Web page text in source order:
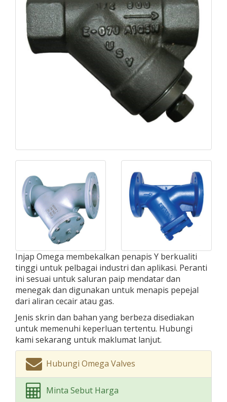
Injap Omega membekalkan penapis Y berkualiti
tinggi untuk pelbagai industri dan aplikasi. Peranti
ini sesuai untuk saluran paip mendatar dan
menegak dan digunakan untuk menapis pepejal
dari aliran cecair atau gas.
Jenis skrin dan bahan yang berbeza disediakan
untuk memenuhi keperluan tertentu. Hubungi
kami sekarang untuk maklumat lanjut.
Hubungi Omega Valves
Minta Sebut Harga